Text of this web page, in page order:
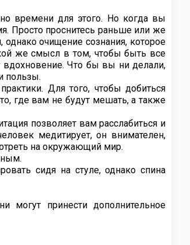
времени для этого. Но когда вы
Просто проснитесь раньше или же
очищение сознания, которое
же смысл в том, чтобы быть все
вдохновение. Что бы вы ни делали,
пользы.
Для того, чтобы добиться
где вам не будут мешать, а также
позволяет вам расслабиться и
медитирует, он внимателен,
на окружающий мир.
сидя на стуле, однако спина
могут принести дополнительное